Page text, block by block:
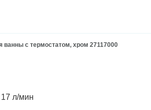
с термостатом, хром 27117000
л/мин